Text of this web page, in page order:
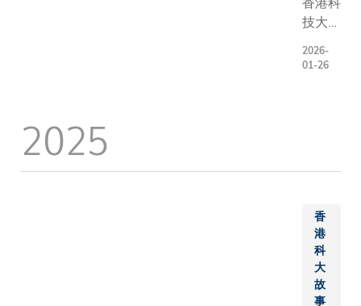
中的主导
责任更清
晰，推动
起来也更
施：
教育在面
球挑战时
何通过协
知识外交
为导向的
气候韧性
工智能管
共同挑战
放与责任
取得平衡
表签署，
科大首席
长郭毅可
及清华大
示：「此
议签署是
首次与内
尖高校在
与研究生
技大学
大）工
主任及
李建邦
教授及
博士生
朴廷镇
带领的
2026-
01-26
2025
香
港
科
大
故
事